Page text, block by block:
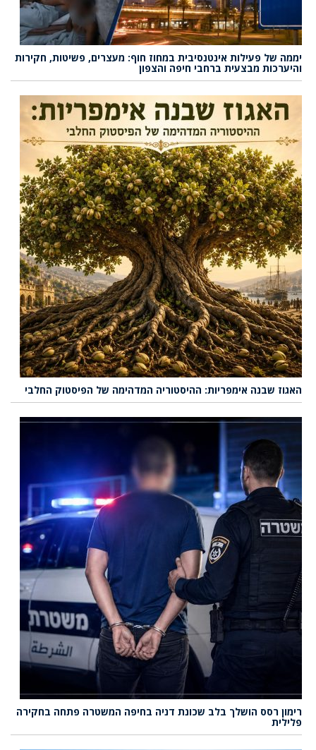
יממה של פעילות אינטנסיבית במחוז חוף: מעצרים, פשיטות, חקירות
והיערכות מבצעית ברחבי חיפה והצפון
האגוז שבנה אימפריות: ההיסטוריה המדהימה של הפיסטוק החלבי
רימון רסס הושלך בלב שכונת דניה בחיפה המשטרה פתחה בחקירה
פלילית